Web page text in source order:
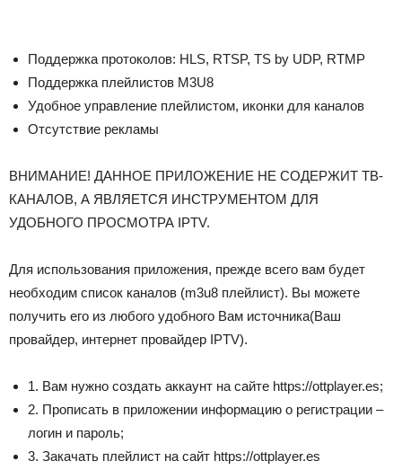
Поддержка протоколов: HLS, RTSP, TS by UDP, RTMP
Поддержка плейлистов M3U8
Удобное управление плейлистом, иконки для каналов
Отсутствие рекламы
ВНИМАНИЕ! ДАННОЕ ПРИЛОЖЕНИЕ НЕ СОДЕРЖИТ ТВ-
КАНАЛОВ, А ЯВЛЯЕТСЯ ИНСТРУМЕНТОМ ДЛЯ
УДОБНОГО ПРОСМОТРА IPTV.
Для использования приложения, прежде всего вам будет
необходим список каналов (m3u8 плейлист). Вы можете
получить его из любого удобного Вам источника(Ваш
провайдер, интернет провайдер IPTV).
1. Вам нужно создать аккаунт на сайте https://ottplayer.es;
2. Прописать в приложении информацию о регистрации –
логин и пароль;
3. Закачать плейлист на сайт https://ottplayer.es